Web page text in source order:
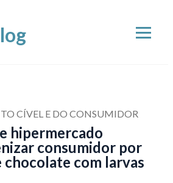
CÍVEL E DO CONSUMIDOR
hipermercado
consumidor por
chocolate com larvas